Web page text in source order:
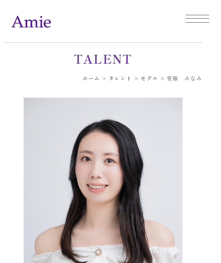
TALENT
ホーム > タレント > モデル > 安藤 みなみ